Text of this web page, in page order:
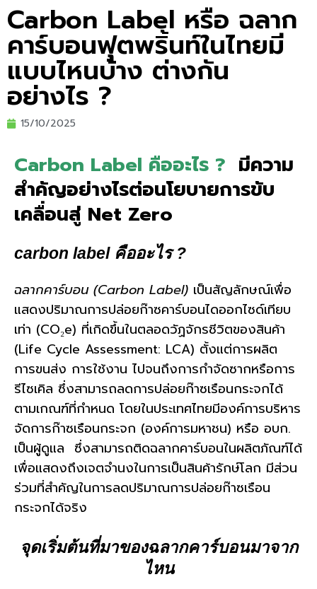
Carbon Label หรือ ฉลาก
คาร์บอนฟุตพริ้นท์ในไทยมี
แบบไหนบ้าง ต่างกัน
อย่างไร ?
15/10/2025
Carbon Label คืออะไร ? มีความ
สำคัญอย่างไรต่อนโยบายการขับ
เคลื่อนสู่ Net Zero
carbon label คืออะไร ?
ฉลากคาร์บอน (Carbon Label) เป็นสัญลักษณ์เพื่อ
แสดงปริมาณการปล่อยก๊าซคาร์บอนไดออกไซด์เทียบ
เท่า (CO₂e) ที่เกิดขึ้นในตลอดวัฏจักรชีวิตของสินค้า
(Life Cycle Assessment: LCA) ตั้งแต่การผลิต
การขนส่ง การใช้งาน ไปจนถึงการกำจัดซากหรือการ
รีไซเคิล ซึ่งสามารถลดการปล่อยก๊าซเรือนกระจกได้
ตามเกณฑ์ที่กำหนด โดยในประเทศไทยมีองค์การบริหาร
จัดการก๊าซเรือนกระจก (องค์การมหาชน) หรือ อบก.
เป็นผู้ดูแล ซึ่งสามารถติดฉลากคาร์บอนในผลิตภัณฑ์ได้
เพื่อแสดงถึงเจตจำนงในการเป็นสินค้ารักษ์โลก มีส่วน
ร่วมที่สำคัญในการลดปริมาณการปล่อยก๊าซเรือน
กระจกได้จริง
จุดเริ่มต้นที่มาของฉลากคาร์บอนมาจาก
ไหน